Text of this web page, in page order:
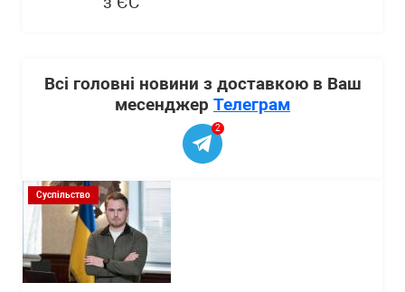
Всі головні новини з доставкою в Ваш
месенджер Телеграм
2
Суспільство